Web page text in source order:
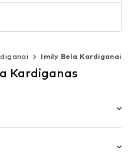
Imily Bela Kardiganai
Kardiganas